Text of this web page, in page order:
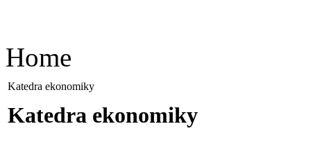
Home
Katedra ekonomiky
Katedra ekonomiky